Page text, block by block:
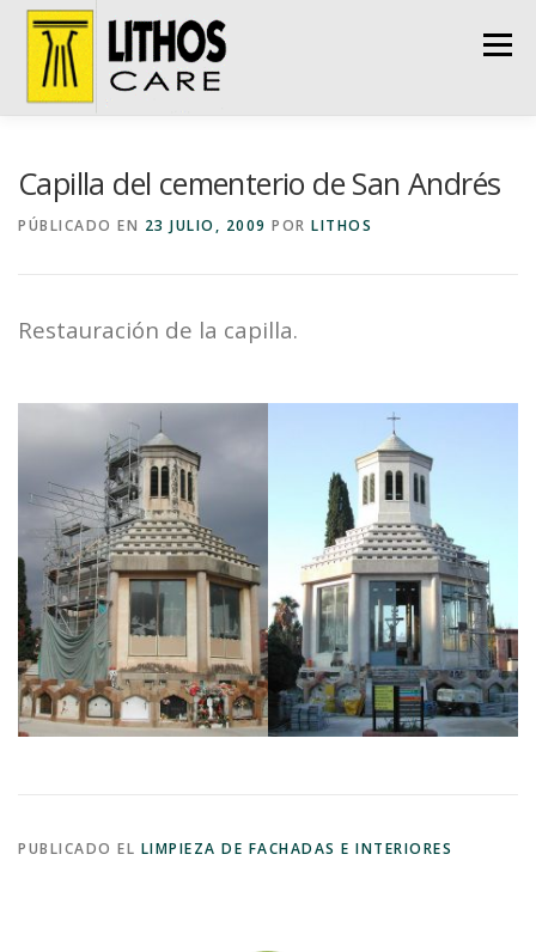
Saltar
contenido
Menú
CONTACTAR
Capilla del cementerio de San Andrés
PÚBLICADO EN 23 JULIO, 2009 POR LITHOS
Restauración de la capilla.
PUBLICADO EL LIMPIEZA DE FACHADAS E INTERIORES